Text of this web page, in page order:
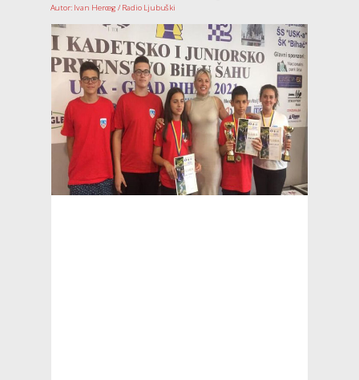
Autor: Ivan Herceg / Radio Ljubuški